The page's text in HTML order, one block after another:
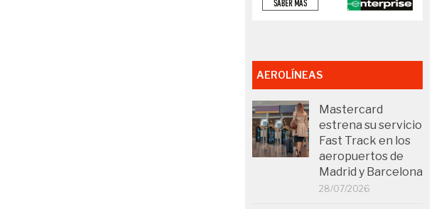
AEROLÍNEAS
Mastercard
estrena su servicio
Fast Track en los
aeropuertos de
Madrid y Barcelona
28/07/2026